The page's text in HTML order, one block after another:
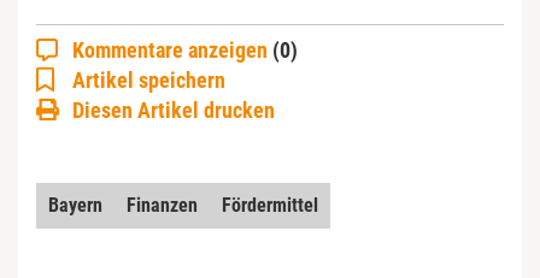
Kommentare anzeigen (0)
Artikel speichern
Diesen Artikel drucken
Bayern Finanzen Fördermittel